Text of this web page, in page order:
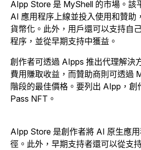
AIpp Store 是 MyShell 的市場。該
AI 應用程序上線並投入使用和贊助
貨幣化。此外，用戶還可以支持自
程序，並從早期支持中獲益。
創作者可透過 AIpps 推出代理解決
費用賺取收益，而贊助商則可透過
階段的最佳價格。要列出 AIpp，
Pass NFT。
AIpp Store 是創作者將 AI 原生應
徑。此外，早期支持者還可以從支